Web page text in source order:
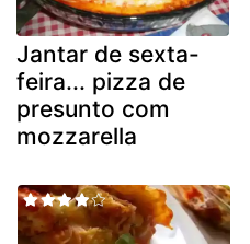
Jantar de sexta-
feira... pizza de
presunto com
mozzarella